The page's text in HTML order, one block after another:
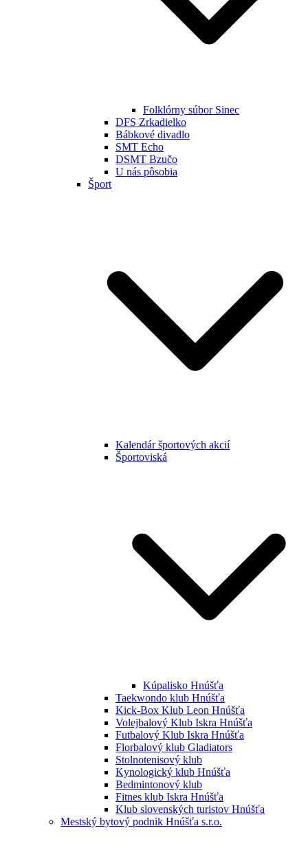
Folklórny súbor Sinec
DFS Zrkadielko
Bábkové divadlo
SMT Echo
DSMT Bzučo
U nás pôsobia
Šport
Kalendár športových akcií
Športoviská
Kúpalisko Hnúšťa
Taekwondo klub Hnúšťa
Kick-Box Klub Leon Hnúšťa
Volejbalový Klub Iskra Hnúšťa
Futbalový Klub Iskra Hnúšťa
Florbalový klub Gladiators
Stolnotenisový klub
Kynologický klub Hnúšťa
Bedmintonový klub
Fitnes klub Iskra Hnúšťa
Klub slovenských turistov Hnúšťa
Mestský bytový podnik Hnúšťa s.r.o.